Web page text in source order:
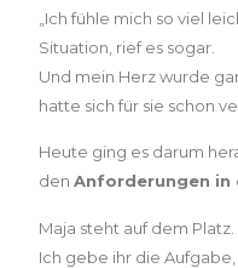
„Ich fühle mich so viel
Situation, rief es sogar.
Und mein Herz wurde
hatte sich für sie schon
Heute ging es darum
denAnforderungen in
Maja steht auf dem
Ich gebe ihr die